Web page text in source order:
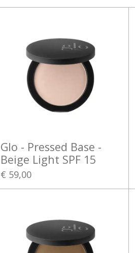
Glo - Pressed Base -
Beige Light SPF 15
€ 59,00